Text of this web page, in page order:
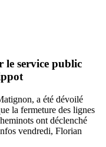
le service public
a été dévoilé
la fermeture des lignes
ont déclenché
vendredi, Florian